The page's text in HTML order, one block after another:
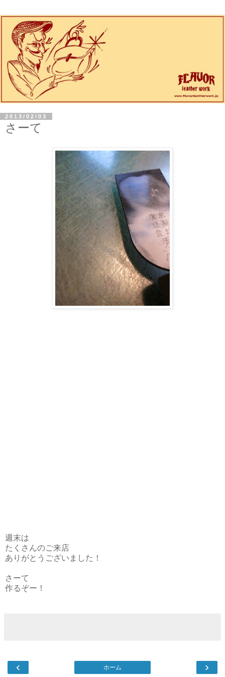
2013/02/03
さーて
週末は
たくさんのご来店
ありがとうございました！
さーて
作るぞー！
‹ ›
ホーム